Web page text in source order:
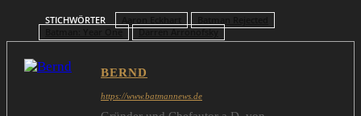
STICHWÖRTER
Batman: Year One
Darren Arronofsky
BERND
https://www.batmannews.de